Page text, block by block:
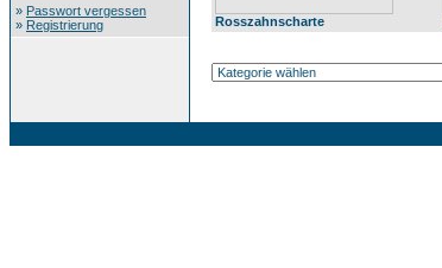
» Passwort vergessen
» Registrierung Rosszahnscharte